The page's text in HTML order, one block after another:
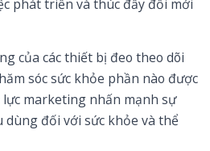
phát triển và thúc đẩy đổi mới
của các thiết bị đeo theo dõi
sóc sức khỏe phần nào được
marketing nhấn mạnh sự
đối với sức khỏe và thể